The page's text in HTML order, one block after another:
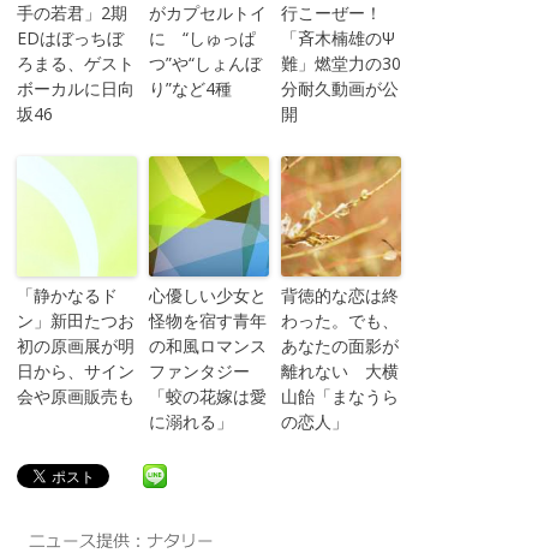
手の若君」2期
EDはぼっちぼ
ろまる、ゲスト
ボーカルに日向
坂46
がカプセルトイ
に “しゅっぱ
つ”や“しょんぼ
り”など4種
行こーぜー！
「斉木楠雄のΨ
難」燃堂力の30
分耐久動画が公
開
「静かなるド
ン」新田たつお
初の原画展が明
日から、サイン
会や原画販売も
心優しい少女と
怪物を宿す青年
の和風ロマンス
ファンタジー
「蛟の花嫁は愛
に溺れる」
背徳的な恋は終
わった。でも、
あなたの面影が
離れない 大横
山飴「まなうら
の恋人」